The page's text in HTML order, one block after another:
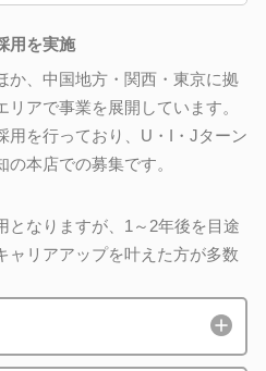
用を実施
か、中国地方・関西・東京に拠
アで事業を展開しています。
用を行っており、U・I・Jターン
本店での募集です。
となりますが、1～2年後を目途
ャリアアップを叶えた方が多数